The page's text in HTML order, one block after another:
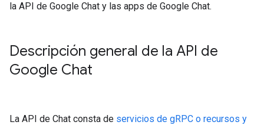
la API de Google Chat y las apps de Google Chat.
Descripción general de la API de
Google Chat
La API de Chat consta de servicios de gRPC o recursos y